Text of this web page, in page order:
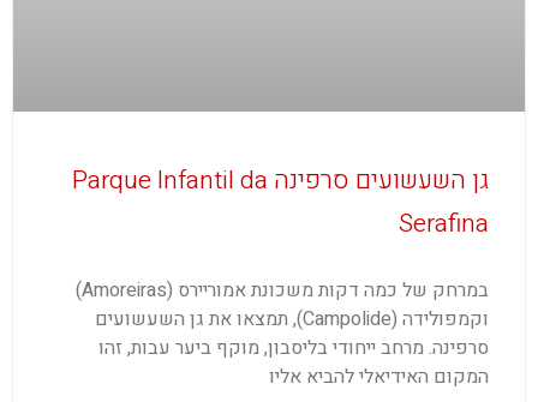
גן השעשועים סרפינה Parque Infantil da
Serafina
במרחק של כמה דקות משכונת אמוריירס (Amoreiras)
וקמפולידה (Campolide), תמצאו את גן השעשועים
סרפינה. מרחב ייחודי בליסבון, מוקף ביער עבות, זהו
המקום האידיאלי להביא אליו